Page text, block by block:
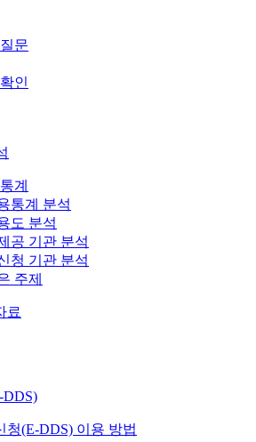
문
인
계
통계 분석
도 분석
공 기관 분석
청 기관 분석
주제
료
DDS)
청(E-DDS) 이용 방법